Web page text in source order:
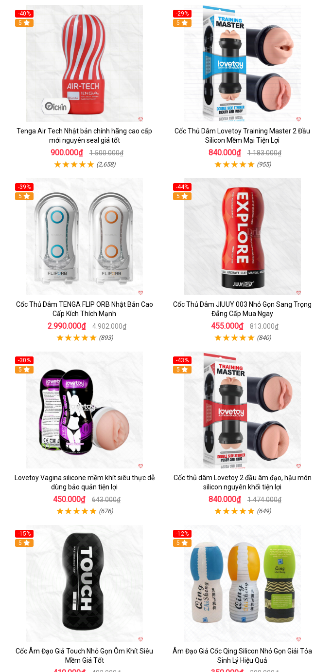
-40%
Hot
5
Tenga Air Tech Nhật bản chính hãng cao cấp
mới nguyên seal giá tốt
900.000₫ 1.500.000₫
(2,658)
-29%
Hot
5
Cốc Thủ Dâm Lovetoy Training Master 2 Đầu
Silicon Mềm Mại Tiện Lợi
840.000₫ 1.183.000₫
(955)
-39%
Hot
5
Cốc Thủ Dâm TENGA FLIP ORB Nhật Bản Cao
Cấp Kích Thích Mạnh
2.990.000₫ 4.902.000₫
(893)
-44%
Hot
5
Cốc Thủ Dâm JIUUY 003 Nhỏ Gọn Sang Trọng
Đẳng Cấp Mua Ngay
455.000₫ 813.000₫
(840)
-30%
Hot
5
Lovetoy Vagina silicone mềm khít siêu thực dễ
dùng bảo quản tiện lợi
450.000₫ 643.000₫
(676)
-43%
Hot
5
Cốc thủ dâm Lovetoy 2 đầu âm đạo, hậu môn
silicon nguyên khối tiện lợi
840.000₫ 1.474.000₫
(649)
-15%
5
Cốc Âm Đạo Giả Touch Nhỏ Gọn Ôm Khít Siêu
Mềm Giá Tốt
-12%
5
Âm Đạo Giả Cốc Qing Silicon Nhỏ Gọn Giải Tỏa
Sinh Lý Hiệu Quả